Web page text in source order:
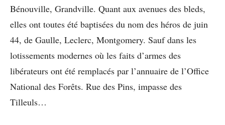
Bénouville, Grandville. Quant aux avenues des bleds,
elles ont toutes été baptisées du nom des héros de juin
44, de Gaulle, Leclerc, Montgomery. Sauf dans les
lotissements modernes où les faits d’armes des
libérateurs ont été remplacés par l’annuaire de l’Office
National des Forêts. Rue des Pins, impasse des
Tilleuls…